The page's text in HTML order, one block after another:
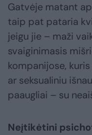
Gatvėje matant
taip pat pataria
jeigu jie – maži
svaiginimasis
kompanijose,
ar seksualiniu
paaugliai – su
Neįtikėtini